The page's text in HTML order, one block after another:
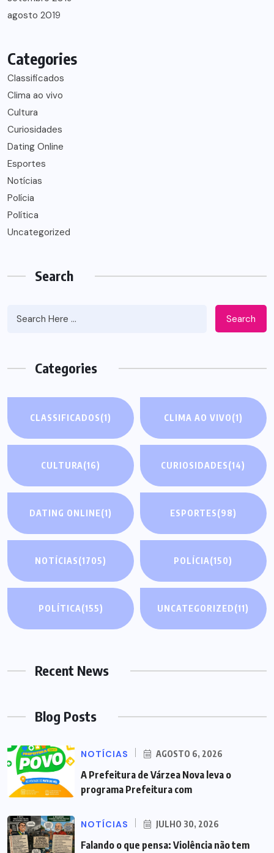
agosto 2019
Categories
Classificados
Clima ao vivo
Cultura
Curiosidades
Dating Online
Esportes
Notícias
Polícia
Política
Uncategorized
Search
Search
Categories
CLASSIFICADOS(1) CLIMA AO VIVO(1)
CULTURA(16) CURIOSIDADES(14)
DATING ONLINE(1) ESPORTES(98)
NOTÍCIAS(1705) POLÍCIA(150)
POLÍTICA(155) UNCATEGORIZED(11)
Recent News
Blog Posts
NOTÍCIAS AGOSTO 6, 2026
A Prefeitura de Várzea Nova leva o
programa Prefeitura com
NOTÍCIAS JULHO 30, 2026
Falando o que pensa: Violência não tem